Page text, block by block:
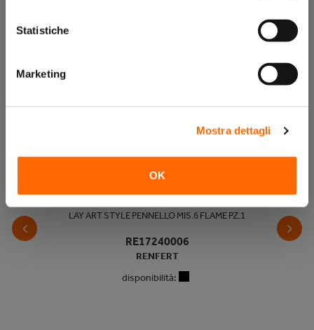
Statistiche
Marketing
Mostra dettagli
OK
LAY ART STYLE PENNELLO MIS.6 FLAME PZ.1
RE17240006
RENFERT
disponibilità: